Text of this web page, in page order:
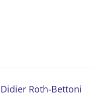
Didier Roth-Bettoni